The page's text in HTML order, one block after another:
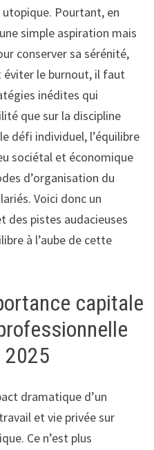
Pourtant, en
simple aspiration mais
conserver sa sérénité,
le burnout, il faut
inédites qui
que sur la discipline
défi individuel, l’équilibre
sociétal et économique
d’organisation du
Voici donc un
des pistes audacieuses
à l’aube de cette
capitale
2025
dramatique d’un
et vie privée sur
Ce n’est plus